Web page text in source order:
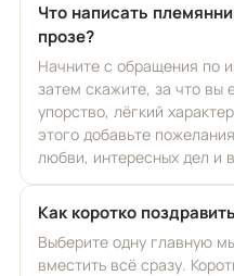
Что написать
прозе?
Начните с обращения по
затем скажите, за что вы
упорство, лёгкий
этого добавьте
любви, интересных дел и
Как коротко
Выберите одну главную
вместить всё сразу.